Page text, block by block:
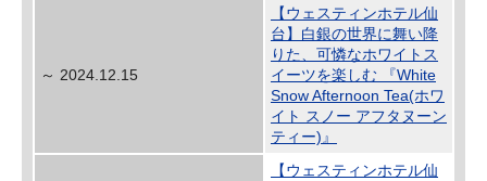
～ 2024.12.15
【ウェスティンホテル仙
台】白銀の世界に舞い降
りた、可憐なホワイトス
イーツを楽しむ 『White
Snow Afternoon Tea(ホワ
イト スノー アフタヌーン
ティー)』
【ウェスティンホテル仙